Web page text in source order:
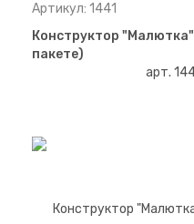
Артикул: 1441
Конструктор
пакете)